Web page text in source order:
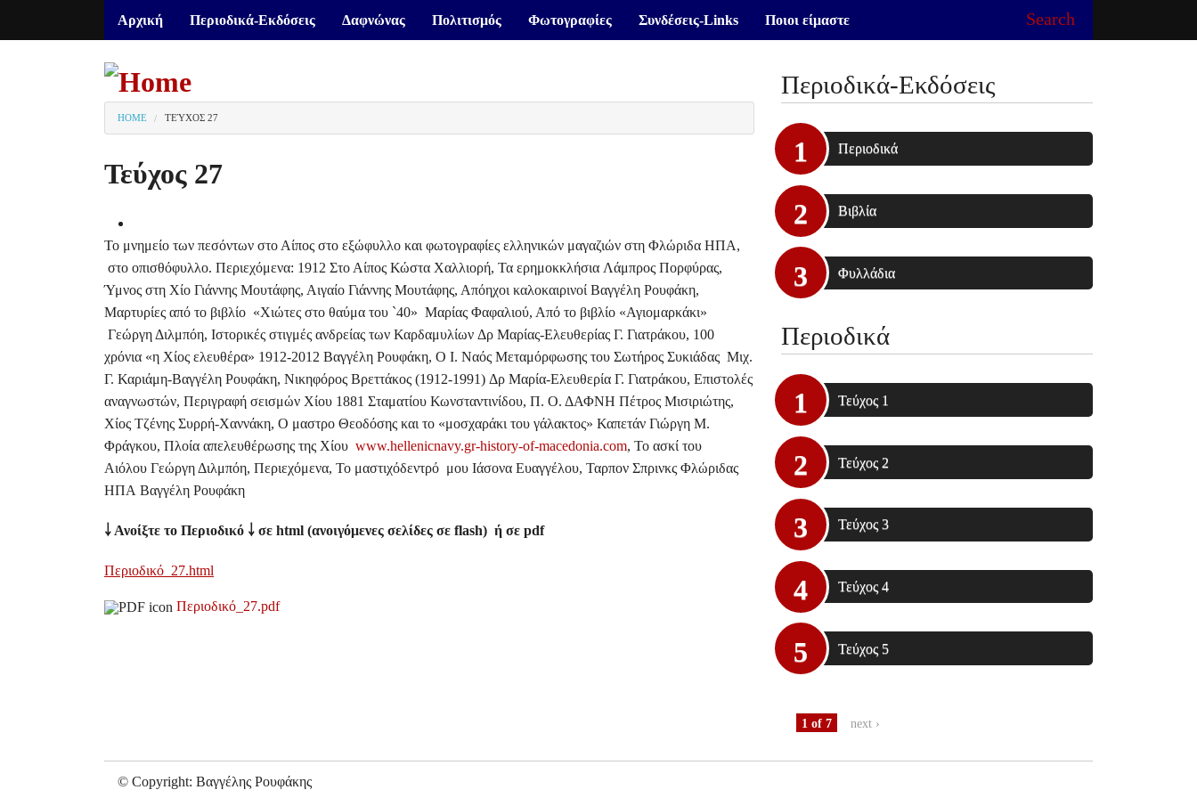
Αρχική Περιοδικά-Εκδόσεις Δαφνώνας Πολιτισμός Φωτογραφίες Συνδέσεις-Links Ποιοι είμαστε Search
You are here
HOME ΤΕΎΧΟΣ 27
Τεύχος 27
Το μνημείο των πεσόντων στο Αίπος στο εξώφυλλο και φωτογραφίες ελληνικών μαγαζιών στη Φλώριδα ΗΠΑ,
στο οπισθόφυλλο. Περιεχόμενα: 1912 Στο Αίπος Κώστα Χαλλιορή, Τα ερημοκκλήσια Λάμπρος Πορφύρας,
Ύμνος στη Χίο Γιάννης Μουτάφης, Αιγαίο Γιάννης Μουτάφης, Απόηχοι καλοκαιρινοί Βαγγέλη Ρουφάκη,
Μαρτυρίες από το βιβλίο «Χιώτες στο θαύμα του `40» Μαρίας Φαφαλιού, Από το βιβλίο «Αγιομαρκάκι»
Γεώργη Διλμπόη, Ιστορικές στιγμές ανδρείας των Καρδαμυλίων Δρ Μαρίας-Ελευθερίας Γ. Γιατράκου, 100
χρόνια «η Χίος ελευθέρα» 1912-2012 Βαγγέλη Ρουφάκη, Ο Ι. Ναός Μεταμόρφωσης του Σωτήρος Συκιάδας Μιχ.
Γ. Καριάμη-Βαγγέλη Ρουφάκη, Νικηφόρος Βρεττάκος (1912-1991) Δρ Μαρία-Ελευθερία Γ. Γιατράκου, Επιστολές
αναγνωστών, Περιγραφή σεισμών Χίου 1881 Σταματίου Κωνσταντινίδου, Π. Ο. ΔΑΦΝΗ Πέτρος Μισιριώτης,
Χίος Τζένης Συρρή-Χαννάκη, Ο μαστρο Θεοδόσης και το «μοσχαράκι του γάλακτος» Καπετάν Γιώργη Μ.
Φράγκου, Πλοία απελευθέρωσης της Χίου www.hellenicnavy.gr-history-of-macedonia.com, Το ασκί του
Αιόλου Γεώργη Διλμπόη, Περιεχόμενα, Το μαστιχόδεντρό μου Ιάσονα Ευαγγέλου, Ταρπον Σπρινκς Φλώριδας
ΗΠΑ Βαγγέλη Ρουφάκη
￬ Ανοίξτε το Περιοδικό ￬ σε html (ανοιγόμενες σελίδες σε flash) ή σε pdf
Περιοδικό_27.html
Περιοδικό_27.pdf
Περιοδικά-Εκδόσεις
Περιοδικά
Βιβλία
Φυλλάδια
Περιοδικά
Τεύχος 1
Τεύχος 2
Τεύχος 3
Τεύχος 4
Τεύχος 5
1 of 7 next ›
© Copyright: Βαγγέλης Ρουφάκης